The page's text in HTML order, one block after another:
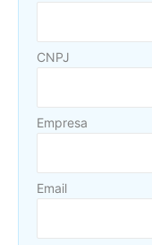
CNPJ
Empresa
Email